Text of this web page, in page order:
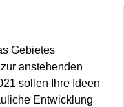
Gebietes
anstehenden
sollen Ihre Ideen
Entwicklung